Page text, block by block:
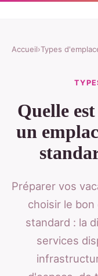
Accueil›Types
Quelle
un
Préparer vos
choisir le
standard : la
services